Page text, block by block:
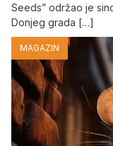
Seeds” održao je
Donjeg grada […]
MAGAZIN